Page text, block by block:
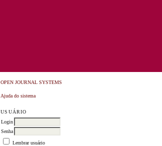
OPEN JOURNAL SYSTEMS
Ajuda do sistema
USUÁRIO
Login
Senha
Lembrar usuário